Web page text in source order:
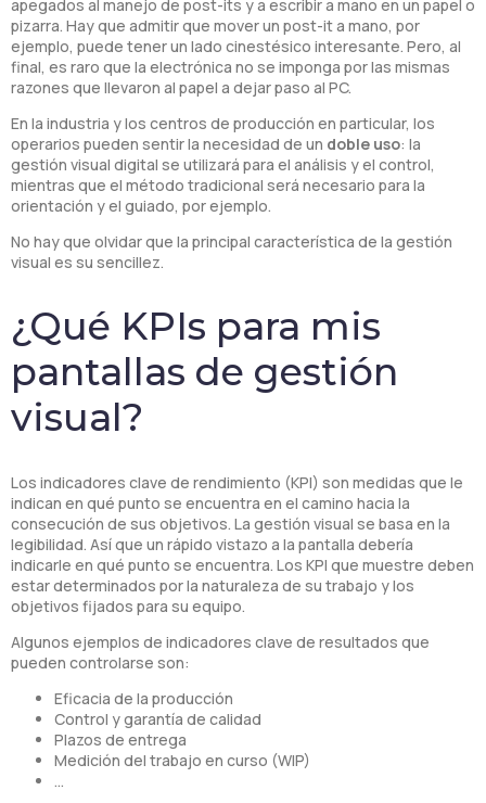
apegados al manejo de post-its y a escribir a mano en un papel o
pizarra. Hay que admitir que mover un post-it a mano, por
ejemplo, puede tener un lado cinestésico interesante. Pero, al
final, es raro que la electrónica no se imponga por las mismas
razones que llevaron al papel a dejar paso al PC.
En la industria y los centros de producción en particular, los
operarios pueden sentir la necesidad de un doble uso: la
gestión visual digital se utilizará para el análisis y el control,
mientras que el método tradicional será necesario para la
orientación y el guiado, por ejemplo.
No hay que olvidar que la principal característica de la gestión
visual es su sencillez.
¿Qué KPIs para mis
pantallas de gestión
visual?
Los indicadores clave de rendimiento (KPI) son medidas que le
indican en qué punto se encuentra en el camino hacia la
consecución de sus objetivos. La gestión visual se basa en la
legibilidad. Así que un rápido vistazo a la pantalla debería
indicarle en qué punto se encuentra. Los KPI que muestre deben
estar determinados por la naturaleza de su trabajo y los
objetivos fijados para su equipo.
Algunos ejemplos de indicadores clave de resultados que
pueden controlarse son:
Eficacia de la producción
Control y garantía de calidad
Plazos de entrega
Medición del trabajo en curso (WIP)
…